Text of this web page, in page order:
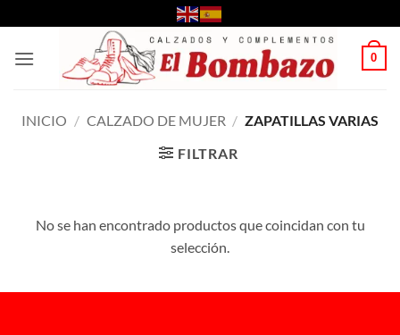
al
contenido
0
INICIO / CALZADO DE MUJER / ZAPATILLAS VARIAS
FILTRAR
No se han encontrado productos que coincidan con tu
selección.